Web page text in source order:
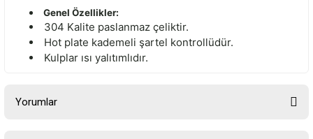
Genel Özellikler:
304 Kalite paslanmaz çeliktir.
Hot plate kademeli şartel kontrollüdür.
Kulplar ısı yalıtımlıdır.
Yorumlar